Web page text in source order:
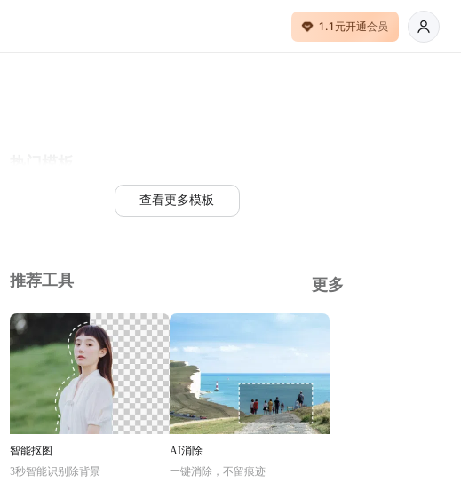
1.1元开通会员
查看更多模板
推荐工具 更多
智能抠图
3秒智能识别除背景
AI消除
一键消除，不留痕迹